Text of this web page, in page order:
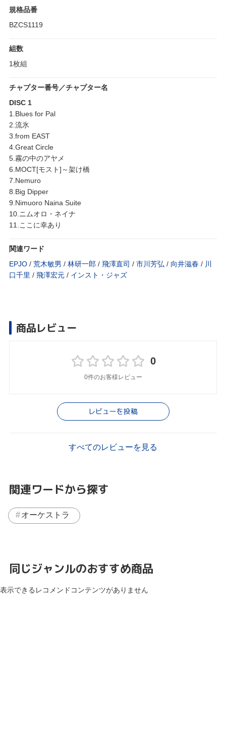
規格品番
BZCS1119
組数
1枚組
チャプター番号／チャプター名
DISC 1
1.Blues for Pal
2.流氷
3.from EAST
4.Great Circle
5.霧の中のアヤメ
6.MOCT[モスト]～架け橋
7.Nemuro
8.Big Dipper
9.Nimuoro Naina Suite
10.ニムオロ・ネイナ
11.ここに幸あり
関連ワード
EPJO / 荒木敏男 / 林研一郎 / 飛澤直司 / 市川芳弘 / 向井滋春 / 川
口千里 / 飛澤宏元 / インスト・ジャズ
商品レビュー
0
0件のお客様レビュー
レビューを投稿
すべてのレビューを見る
関連ワードから探す
オーケストラ
同じジャンルのおすすめ商品
表示できるレコメンドコンテンツがありません